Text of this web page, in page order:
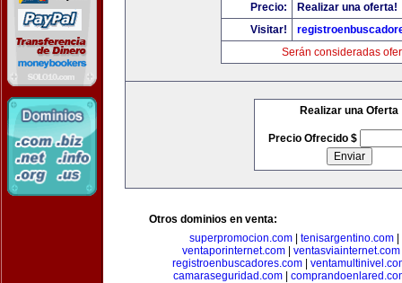
Precio:
Realizar una oferta!
Visitar!
Serán consideradas
Realizar una Oferta
Precio Ofrecido $
Otros dominios en venta:
superpromocion.com
tenisargentino.com
ventaporinternet.com
ventasviainternet.com
registroenbuscadores.com
camaraseguridad.com